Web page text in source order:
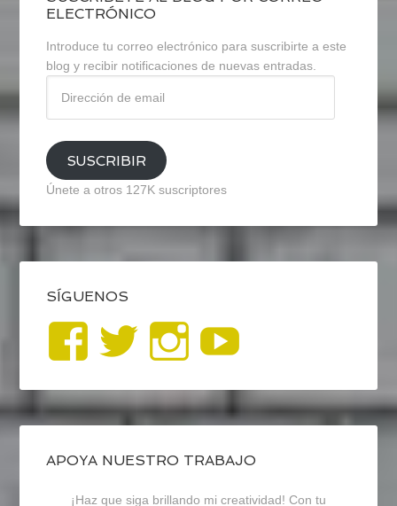
ELECTRÓNICO
Introduce tu correo electrónico para suscribirte a este
blog y recibir notificaciones de nuevas entradas.
email
SUSCRIBIR
Únete a otros 127K suscriptores
SÍGUENOS
Ver
perfil
de
blogrecursosep
Ver
perfil
de
recursosep
Ver
perfil
de
recursosep
APOYA NUESTRO TRABAJO
¡Haz que siga brillando mi creatividad! Con tu